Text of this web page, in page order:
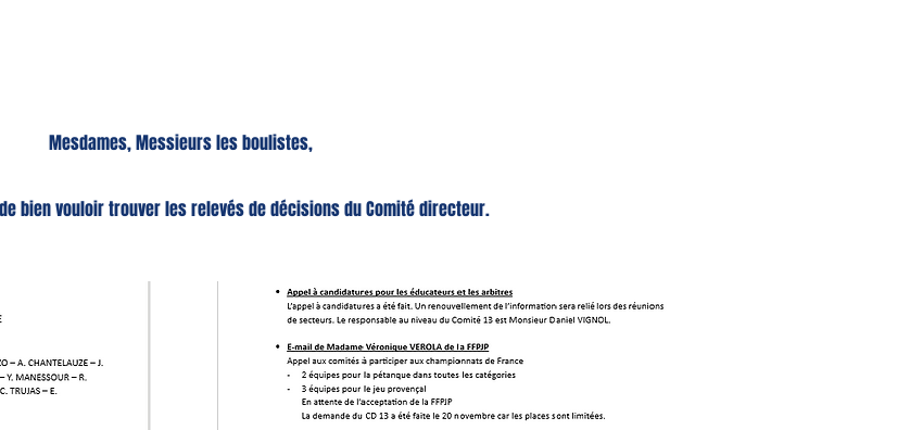
Mesdames, Messieurs les boulistes,
bien vouloir trouver les relevés de décisions du Comité directeur.